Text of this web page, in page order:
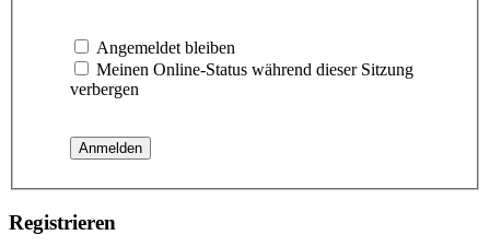
Angemeldet bleiben
Meinen Online-Status während dieser Sitzung
verbergen
Registrieren